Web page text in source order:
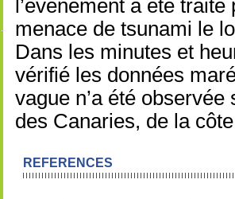
l’événement a été
menace de tsunami le
Dans les minutes et
vérifié les données
vague n’a été
des Canaries, de la
REFERENCES